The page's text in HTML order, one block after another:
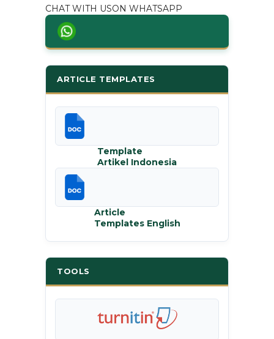
CHAT WITH USON WHATSAPP
ARTICLE TEMPLATES
Template
Artikel Indonesia
Article
Templates English
TOOLS